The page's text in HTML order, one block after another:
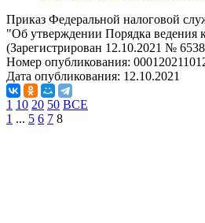
Приказ Федеральной налоговой
"Об утверждении Порядка ведения
(Зарегистрирован 12.10.2021 №
Номер опубликования:
Дата опубликования: 12.10.2021
1 10 20 50 ВСЕ
1 ... 5 6 7 8